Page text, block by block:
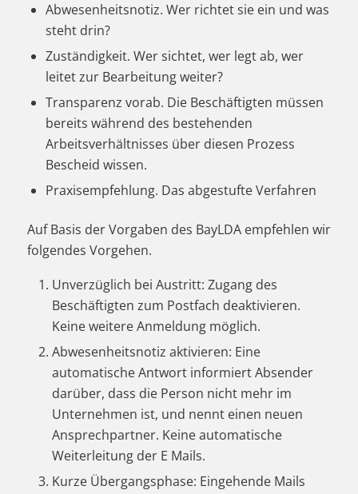
Abwesenheitsnotiz. Wer richtet sie ein und was
steht drin?
Zuständigkeit. Wer sichtet, wer legt ab, wer
leitet zur Bearbeitung weiter?
Transparenz vorab. Die Beschäftigten müssen
bereits während des bestehenden
Arbeitsverhältnisses über diesen Prozess
Bescheid wissen.
Praxisempfehlung. Das abgestufte Verfahren
Auf Basis der Vorgaben des BayLDA empfehlen wir
folgendes Vorgehen.
Unverzüglich bei Austritt: Zugang des
Beschäftigten zum Postfach deaktivieren.
Keine weitere Anmeldung möglich.
Abwesenheitsnotiz aktivieren: Eine
automatische Antwort informiert Absender
darüber, dass die Person nicht mehr im
Unternehmen ist, und nennt einen neuen
Ansprechpartner. Keine automatische
Weiterleitung der E Mails.
Kurze Übergangsphase: Eingehende Mails